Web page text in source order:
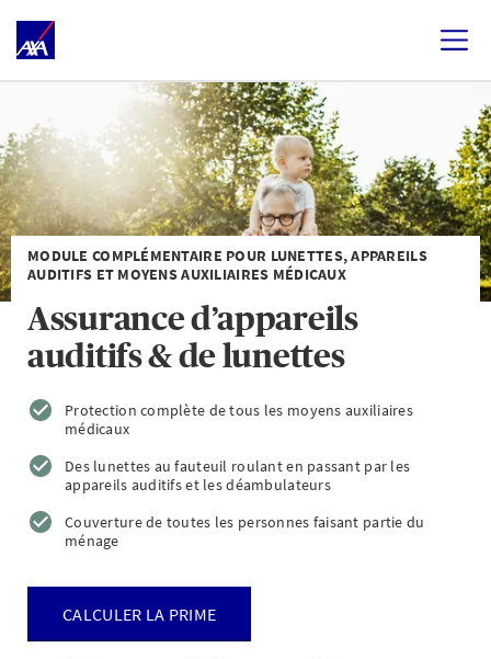
MODULE COMPLÉMENTAIRE POUR LUNETTES, APPAREILS
AUDITIFS ET MOYENS AUXILIAIRES MÉDICAUX
Assurance d’appareils
auditifs & de lunettes
Protection complète de tous les moyens auxiliaires
médicaux
Des lunettes au fauteuil roulant en passant par les
appareils auditifs et les déambulateurs
Couverture de toutes les personnes faisant partie du
ménage
CALCULER LA PRIME